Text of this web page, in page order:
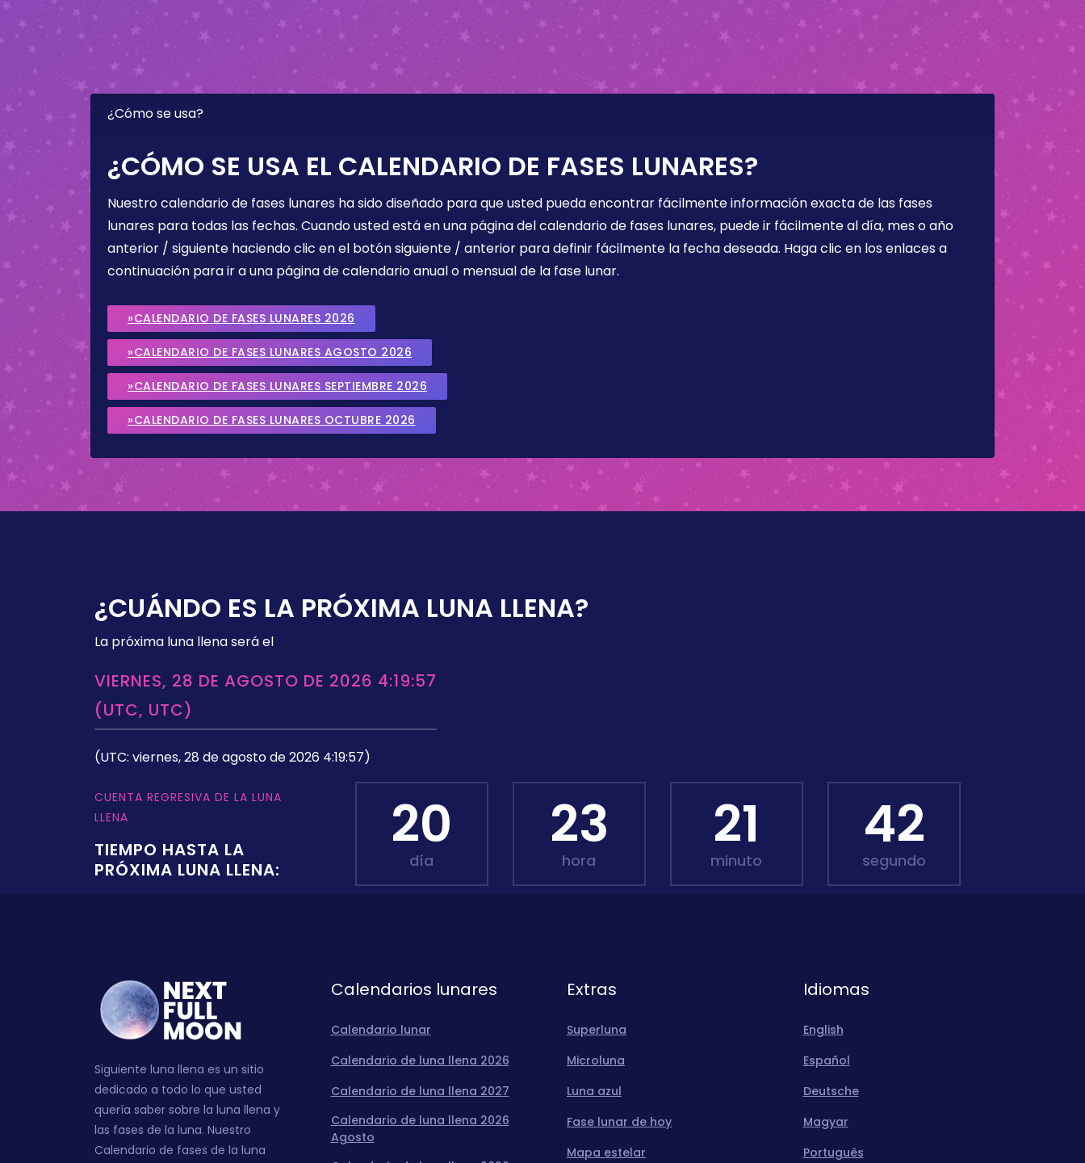
¿Cómo se usa?
¿CÓMO SE USA EL CALENDARIO DE FASES LUNARES?
Nuestro calendario de fases lunares ha sido diseñado para que usted pueda encontrar fácilmente información exacta de las fases
lunares para todas las fechas. Cuando usted está en una página del calendario de fases lunares, puede ir fácilmente al día, mes o año
anterior / siguiente haciendo clic en el botón siguiente / anterior para definir fácilmente la fecha deseada. Haga clic en los enlaces a
continuación para ir a una página de calendario anual o mensual de la fase lunar.
»CALENDARIO DE FASES LUNARES 2026
»CALENDARIO DE FASES LUNARES AGOSTO 2026
»CALENDARIO DE FASES LUNARES SEPTIEMBRE 2026
»CALENDARIO DE FASES LUNARES OCTUBRE 2026
¿CUÁNDO ES LA PRÓXIMA LUNA LLENA?
La próxima luna llena será el
VIERNES, 28 DE AGOSTO DE 2026 4:19:57
(UTC, UTC)
(UTC: viernes, 28 de agosto de 2026 4:19:57)
CUENTA REGRESIVA DE LA LUNA
LLENA
TIEMPO HASTA LA
PRÓXIMA LUNA LLENA:
20
día
23
hora
21
minuto
40
segundo
Siguiente luna llena es un sitio
dedicado a todo lo que usted
quería saber sobre la luna llena y
las fases de la luna. Nuestro
Calendario de fases de la luna
Calendarios lunares
Calendario lunar
Calendario de luna llena 2026
Calendario de luna llena 2027
Calendario de luna llena 2026
Agosto
Extras
Superluna
Microluna
Luna azul
Fase lunar de hoy
Mapa estelar
Idiomas
English
Español
Deutsche
Magyar
Português